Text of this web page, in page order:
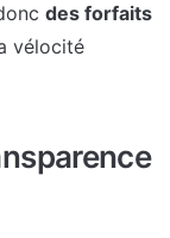
des forfaits
vélocité